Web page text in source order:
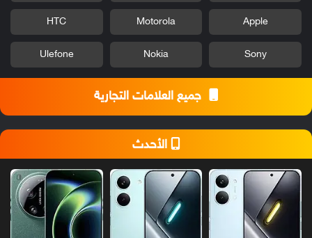
Apple
Motorola
HTC
Sony
Nokia
Ulefone
جميع العلامات التجارية
الأحدث